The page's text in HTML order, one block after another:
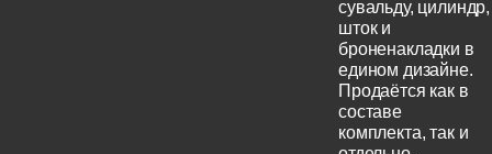
сувальду, цилиндр,
шток и
броненакладки в
едином дизайне.
Продаётся как в
составе
комплекта, так и